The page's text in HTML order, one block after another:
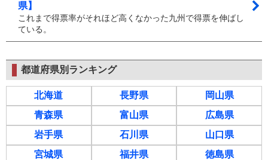
県】
これまで得票率がそれほど高くなかった九州で得票を伸ばし
ている。
都道府県別ランキング
北海道
青森県
岩手県
宮城県
長野県
富山県
石川県
福井県
岡山県
広島県
山口県
徳島県